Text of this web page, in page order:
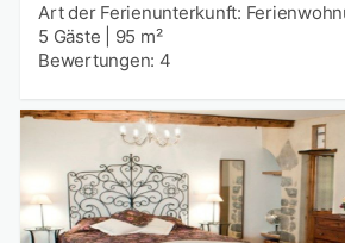
Art der Ferienunterkunft:
5 Gäste
95 m²
Bewertungen: 4